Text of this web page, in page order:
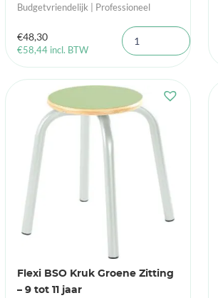
Budgetvriendelijk | Professioneel
€48,30
€58,44 incl. BTW
Flexi BSO Kruk Groene Zitting
– 9 tot 11 jaar